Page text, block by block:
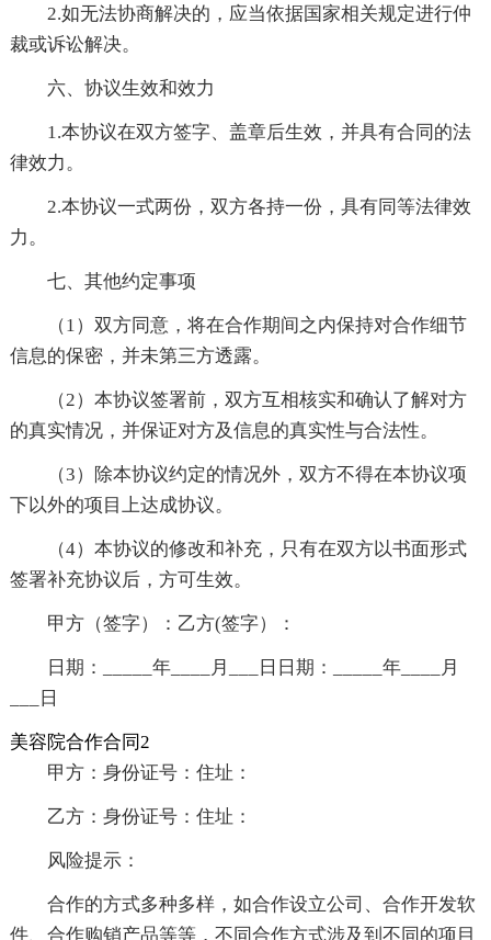
2.如无法协商解决的，应当依据国家相关规定进行仲
裁或诉讼解决。
六、协议生效和效力
1.本协议在双方签字、盖章后生效，并具有合同的法
律效力。
2.本协议一式两份，双方各持一份，具有同等法律效
力。
七、其他约定事项
（1）双方同意，将在合作期间之内保持对合作细节
信息的保密，并未第三方透露。
（2）本协议签署前，双方互相核实和确认了解对方
的真实情况，并保证对方及信息的真实性与合法性。
（3）除本协议约定的情况外，双方不得在本协议项
下以外的项目上达成协议。
（4）本协议的修改和补充，只有在双方以书面形式
签署补充协议后，方可生效。
甲方（签字）：乙方(签字）：
日期：_____年____月___日日期：_____年____月
___日
美容院合作合同2
甲方：身份证号：住址：
乙方：身份证号：住址：
风险提示：
合作的方式多种多样，如合作设立公司、合作开发软
件、合作购销产品等等，不同合作方式涉及到不同的项目